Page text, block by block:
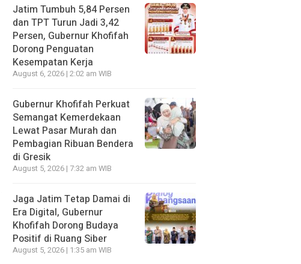
Jatim Tumbuh 5,84 Persen
dan TPT Turun Jadi 3,42
Persen, Gubernur Khofifah
Dorong Penguatan
Kesempatan Kerja
August 6, 2026 | 2:02 am WIB
Gubernur Khofifah Perkuat
Semangat Kemerdekaan
Lewat Pasar Murah dan
Pembagian Ribuan Bendera
di Gresik
August 5, 2026 | 7:32 am WIB
Jaga Jatim Tetap Damai di
Era Digital, Gubernur
Khofifah Dorong Budaya
Positif di Ruang Siber
August 5, 2026 | 1:35 am WIB